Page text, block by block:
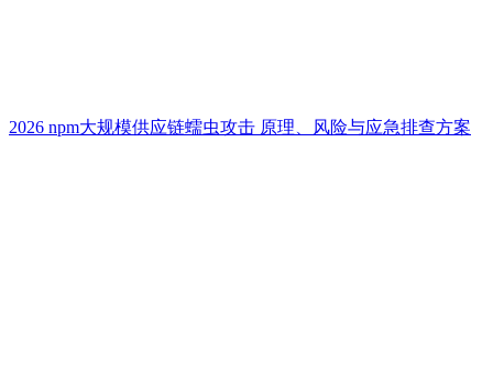
2026 npm大规模供应链蠕虫攻击 原理、风险与应急排查方案